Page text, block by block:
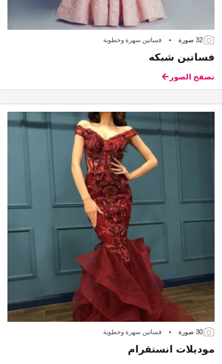
32 صورة • فساتين سهرة وخطوبة
فساتين شبكه
تصفح الصور
30 صورة • فساتين سهرة وخطوبة
موديلات انستقرام